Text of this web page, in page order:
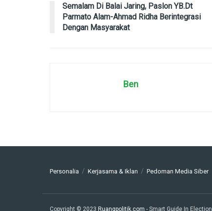
Semalam Di Balai Jaring, Paslon YB.Dt
Parmato Alam-Ahmad Ridha Berintegrasi
Dengan Masyarakat
Ben
Personalia Kerjasama & Iklan Pedoman Media Siber
Copyright © 2023 Ruangpolitik.com - Smart Guide In Election